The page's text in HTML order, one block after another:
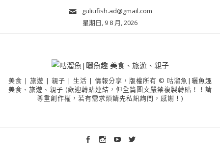
guliufish.ad@gmail.com
星期日, 9 8 月, 2026
美食 | 旅遊 | 親子 | 生活 | 情報分享，版權所有 © 咕溜魚|曬魚趣
美食、旅遊、親子 (歡迎轉貼連結，但全篇圖文嚴禁複製轉貼！！請
尊重創作權，若有需求煩請先私訊詢問，感謝！)